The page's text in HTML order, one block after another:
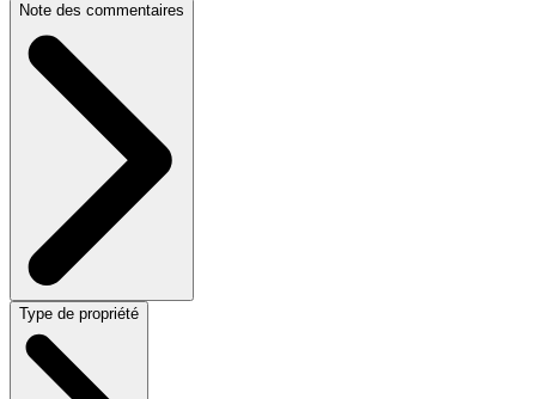
Note des commentaires
Type de propriété